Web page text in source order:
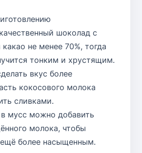
шоколад с
не менее 70%, тогда
тонким и хрустящим.
вкус более
кокосового молока
сливками.
мусс можно добавить
молока, чтобы
ещё более насыщенным.